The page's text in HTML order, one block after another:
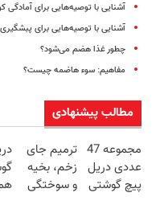
آشنایی با توصیه‌هایی برای آمادگی
آشنایی با توصیه‌هایی برای
چطور غذا هضم می‌شود؟
مفاهیم: سوء هاضمه چیست؟
مطالب پیشنهادی
مجموعه 47
عددی دریل
پیچ گوشتی
ترمیم جای
زخم، بخیه
و سوختگی